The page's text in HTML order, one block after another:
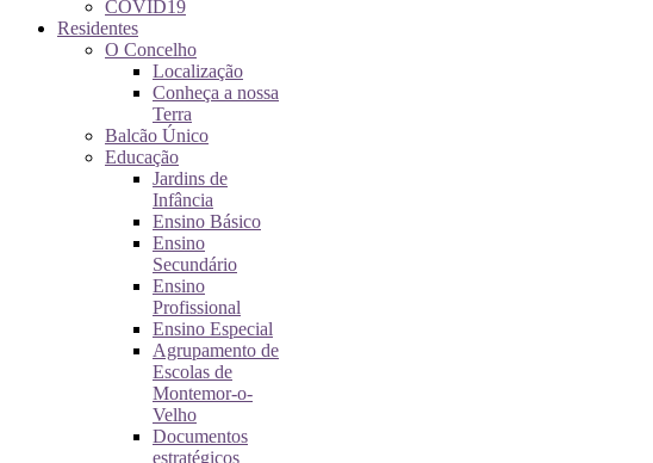
COVID19
Residentes
O Concelho
Localização
Conheça a nossa
Terra
Balcão Único
Educação
Jardins de
Infância
Ensino Básico
Ensino
Secundário
Ensino
Profissional
Ensino Especial
Agrupamento de
Escolas de
Montemor-o-
Velho
Documentos
estratégicos